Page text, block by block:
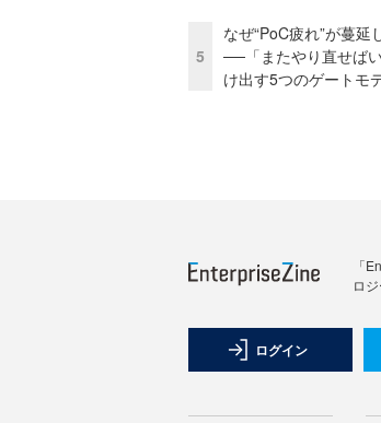
5
なぜ“PoC疲れ”が蔓延
──「またやり直せば
け出す5つのゲートモ
「
ロ
ログイン